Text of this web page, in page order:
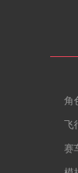
角
飞
赛